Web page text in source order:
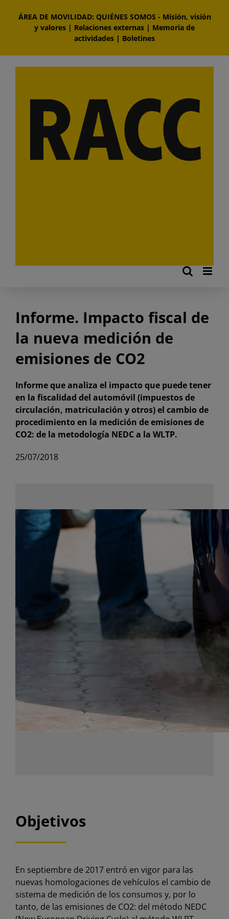
contenido
ÁREA DE MOVILIDAD: QUIÉNES SOMOS - Misión, visión
y valores | Relaciones externas | Memoria de
actividades | Boletines
Informe. Impacto fiscal de
la nueva medición de
emisiones de CO2
Informe que analiza el impacto que puede tener
en la fiscalidad del automóvil (impuestos de
circulación, matriculación y otros) el cambio de
procedimiento en la medición de emisiones de
CO2: de la metodología NEDC a la WLTP.
25/07/2018
Objetivos
En septiembre de 2017 entró en vigor para las
nuevas homologaciones de vehículos el cambio de
sistema de medición de los consumos y, por lo
tanto, de las emisiones de CO2: del método NEDC